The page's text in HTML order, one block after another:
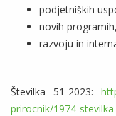
podjetniških
novih
razvoju in
Številka 51-2023:
prirocnik/1974-